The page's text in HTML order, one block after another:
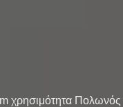
χρησιμότητα